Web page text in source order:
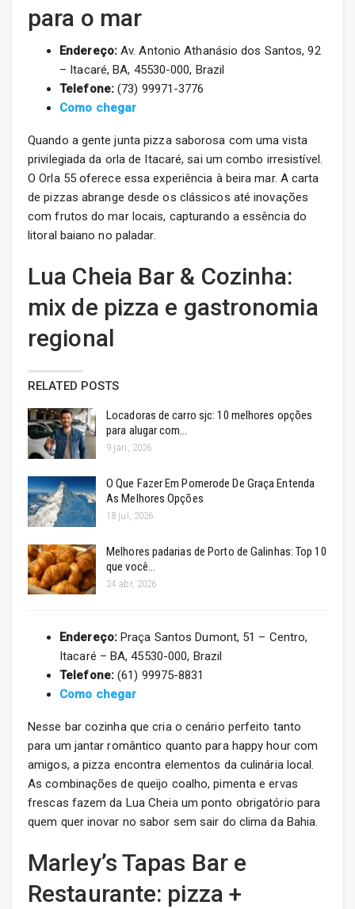
para o mar
Endereço:Av. Antonio Athanásio dos Santos, 92
– Itacaré, BA, 45530-000, Brazil
Telefone:(73) 99971-3776
Como chegar
Quando a gente junta pizza saborosa com uma vista
privilegiada da orla de Itacaré, sai um combo irresistível.
O Orla 55 oferece essa experiência à beira mar. A carta
de pizzas abrange desde os clássicos até inovações
com frutos do mar locais, capturando a essência do
litoral baiano no paladar.
Lua Cheia Bar & Cozinha:
mix de pizza e gastronomia
regional
RELATED POSTS
Locadoras de carro sjc: 10 melhores opções
para alugar com…
9 jan, 2026
O Que Fazer Em Pomerode De Graça Entenda
As Melhores Opções
18 jul, 2026
Melhores padarias de Porto de Galinhas: Top 10
que você…
24 abr, 2026
Endereço:Praça Santos Dumont, 51 – Centro,
Itacaré – BA, 45530-000, Brazil
Telefone:(61) 99975-8831
Como chegar
Nesse bar cozinha que cria o cenário perfeito tanto
para um jantar romântico quanto para happy hour com
amigos, a pizza encontra elementos da culinária local.
As combinações de queijo coalho, pimenta e ervas
frescas fazem da Lua Cheia um ponto obrigatório para
quem quer inovar no sabor sem sair do clima da Bahia.
Marley’s Tapas Bar e
Restaurante: pizza +